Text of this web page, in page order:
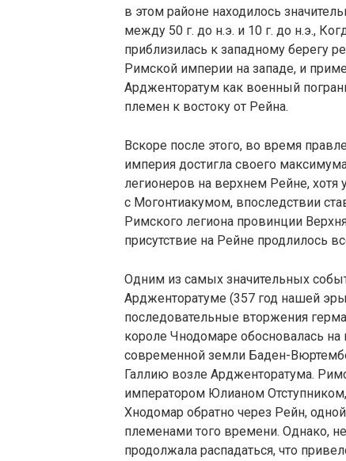
в этом районе находилось
между 50 г. до н.э. и 10 г. до н.э.,
приблизилась к западному берегу
Римской империи на западе, и
Ардженторатум как военный
племен к востоку от Рейна.
Вскоре после этого, во время
империя достигла своего
легионеров на верхнем Рейне,
с Могонтиакумом, впоследствии
Римского легиона провинции
присутствие на Рейне продлилось
Одним из самых значительных
Ардженторатуме (357 год нашей
последовательные вторжения
короле Чнодомаре обосновалась на
современной земли Баден-
Галлию возле Ардженторатума.
императором Юлианом
Хнодомар обратно через Рейн,
племенами того времени. Однако,
продолжала распадаться, что